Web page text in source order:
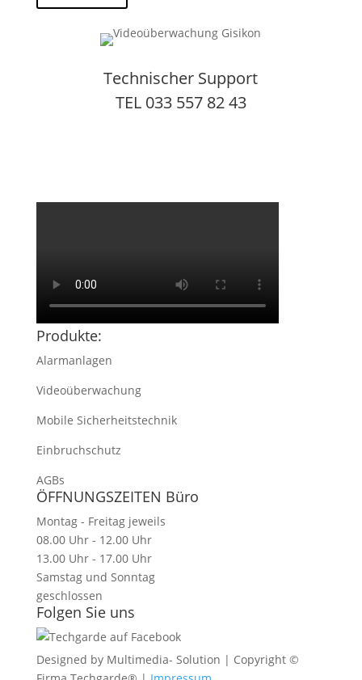
Technischer Support
TEL 033 557 82 43
Produkte:
Alarmanlagen
Videoüberwachung
Mobile Sicherheitstechnik
Einbruchschutz
AGBs
ÖFFNUNGSZEITEN Büro
Montag - Freitag jeweils
08.00 Uhr - 12.00 Uhr
13.00 Uhr - 17.00 Uhr
Samstag und Sonntag
geschlossen
Folgen Sie uns
Designed by Multimedia- Solution | Copyright ©